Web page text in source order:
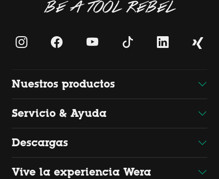
BE A TOOL REBEL
Nuestros productos
Servicio & Ayuda
Descargas
Vive la experiencia Wera